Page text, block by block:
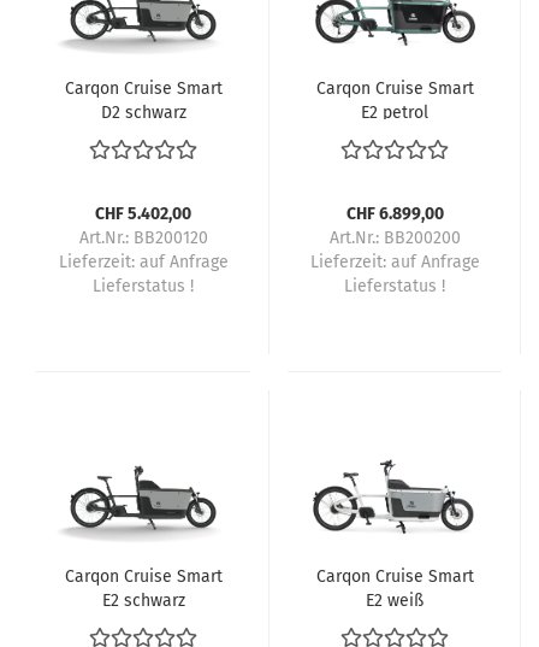
Carqon Cruise Smart
D2 schwarz
CHF 5.402,00
Art.Nr.: BB200120
Lieferzeit: auf Anfrage
Lieferstatus !
Carqon Cruise Smart
E2 petrol
CHF 6.899,00
Art.Nr.: BB200200
Lieferzeit: auf Anfrage
Lieferstatus !
Carqon Cruise Smart
E2 schwarz
Carqon Cruise Smart
E2 weiß